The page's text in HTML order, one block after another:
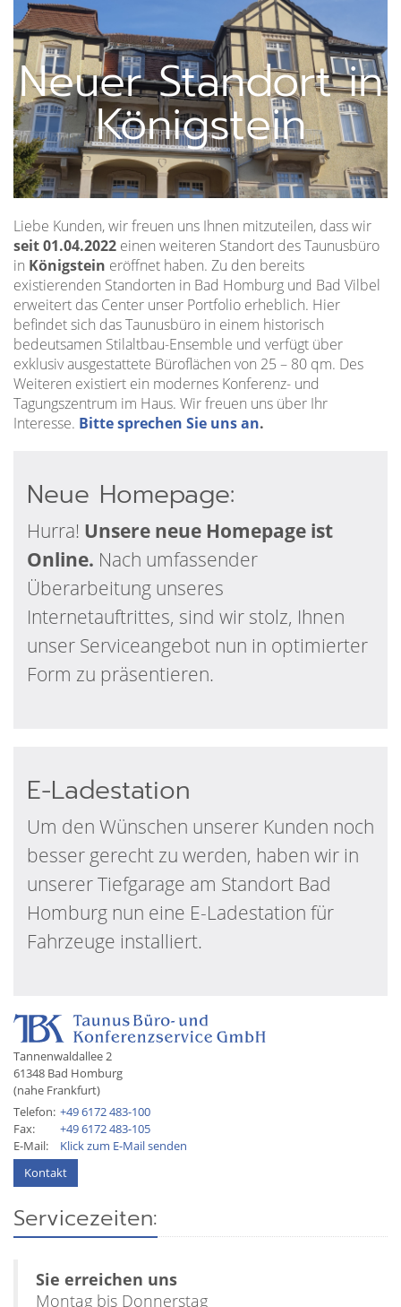
Neuer Standort in
Königstein
Liebe Kunden, wir freuen uns Ihnen mitzuteilen, dass wir
seit 01.04.2022 einen weiteren Standort des Taunusbüro
in Königstein eröffnet haben. Zu den bereits
existierenden Standorten in Bad Homburg und Bad Vilbel
erweitert das Center unser Portfolio erheblich. Hier
befindet sich das Taunusbüro in einem historisch
bedeutsamen Stilaltbau-Ensemble und verfügt über
exklusiv ausgestattete Büroflächen von 25 – 80 qm. Des
Weiteren existiert ein modernes Konferenz- und
Tagungszentrum im Haus. Wir freuen uns über Ihr
Interesse. Bitte sprechen Sie uns an.
Neue Homepage:
Hurra! Unsere neue Homepage ist
Online. Nach umfassender
Überarbeitung unseres
Internetauftrittes, sind wir stolz, Ihnen
unser Serviceangebot nun in optimierter
Form zu präsentieren.
E-Ladestation
Um den Wünschen unserer Kunden noch
besser gerecht zu werden, haben wir in
unserer Tiefgarage am Standort Bad
Homburg nun eine E-Ladestation für
Fahrzeuge installiert.
Tannenwaldallee 2
61348 Bad Homburg
(nahe Frankfurt)
Telefon: +49 6172 483-100
Fax:
+49 6172 483-105
E-Mail:
Klick zum E-Mail senden
Kontakt
Servicezeiten:
Sie erreichen uns
Montag bis Donnerstag